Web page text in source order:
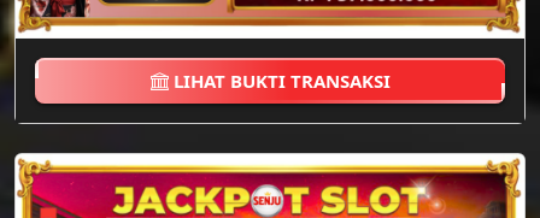
LIHAT BUKTI TRANSAKSI